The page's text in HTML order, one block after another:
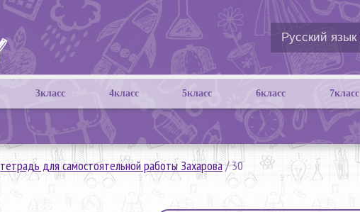
3класс 4класс 5класс 6класс 7класс
тетрадь для самостоятельной работы Захарова/30